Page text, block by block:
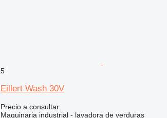
5
Eillert Wash 30V
Precio a consultar
Maquinaria industrial - lavadora de verduras